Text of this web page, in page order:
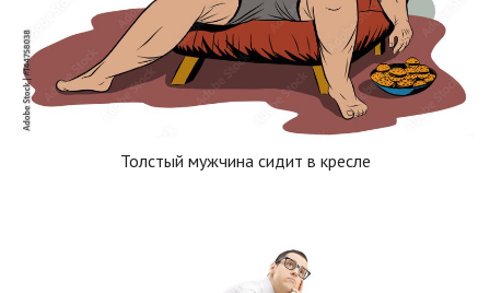
Толстый мужчина сидит в кресле